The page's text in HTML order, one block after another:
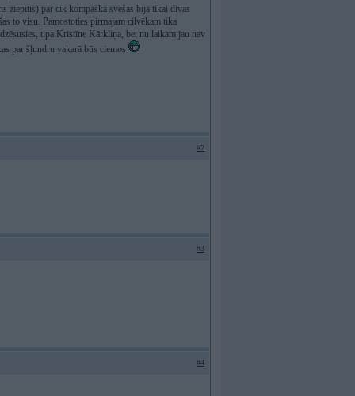
ziepītis) par cik kompaškā svešas bija tikai divas
to visu. Pamostoties pirmajam cilvēkam tika
tipa Kristīne Kārkliņa, bet nu laikam jau nav
par šļundru vakarā būs ciemos
#2
#3
#4